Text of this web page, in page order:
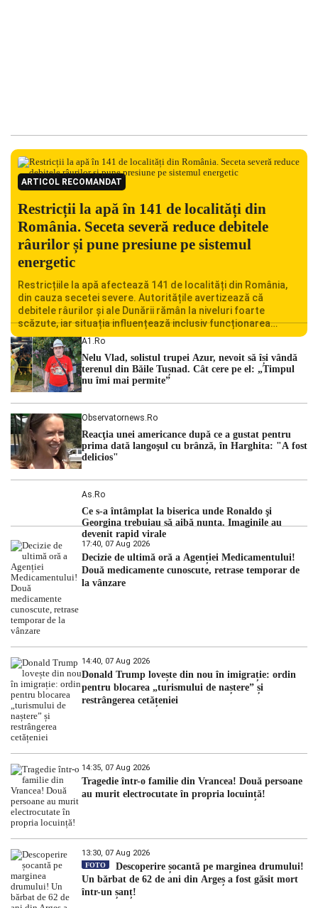
ARTICOL RECOMANDAT
Restricții la apă în 141 de localități din
România. Seceta severă reduce debitele
râurilor și pune presiune pe sistemul
energetic
Restricțiile la apă afectează 141 de localități din România,
din cauza secetei severe. Autoritățile avertizează că
debitele râurilor și ale Dunării rămân la niveluri foarte
scăzute, iar situația influențează inclusiv funcționarea
Centralei Nucleare de la Cernavodă. România se confruntă
cu una dintre cele mai dificile perioade din punct de vedere
hidrologic din ultimii ani. Lipsa […]
A1.ro
Nelu Vlad, solistul trupei Azur, nevoit să își vândă
terenul din Băile Tușnad. Cât cere pe el: „Timpul
nu îmi mai permite”
Observatornews.ro
Reacţia unei americance după ce a gustat pentru
prima dată langoşul cu brânză, în Harghita: "A fost
delicios"
As.ro
Ce s-a întâmplat la biserica unde Ronaldo şi
Georgina trebuiau să aibă nunta. Imaginile au
devenit rapid virale
17:40, 07 Aug 2026
Decizie de ultimă oră a Agenției Medicamentului!
Două medicamente cunoscute, retrase temporar de
la vânzare
14:40, 07 Aug 2026
Donald Trump lovește din nou în imigrație: ordin
pentru blocarea „turismului de naștere” și
restrângerea cetățeniei
14:35, 07 Aug 2026
Tragedie într-o familie din Vrancea! Două persoane
au murit electrocutate în propria locuință!
13:30, 07 Aug 2026
FOTO
Descoperire șocantă pe marginea drumului!
Un bărbat de 62 de ani din Argeș a fost găsit mort
într-un șanț!